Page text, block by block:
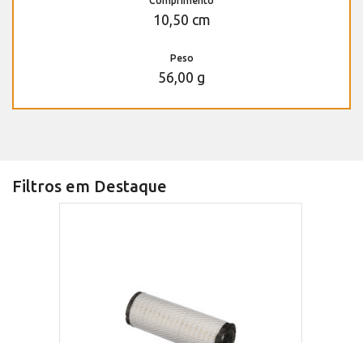
10,50 cm
Peso
56,00 g
Filtros em Destaque